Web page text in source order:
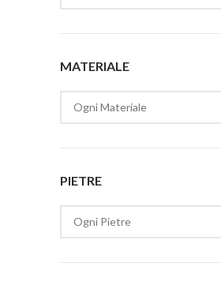
MATERIALE
Ogni Materiale
PIETRE
Ogni Pietre